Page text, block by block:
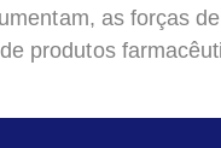
as forças
produtos